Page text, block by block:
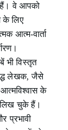
वे आपको
के लिए
आत्म-वार्ता
भी विस्तृत
लेखक, जैसे
के
लिख चुके हैं।
प्रभावी